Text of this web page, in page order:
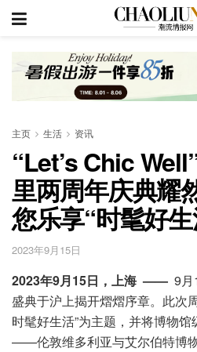
主页 生活 资讯
“Let’s Chic
里两周年庆典耀
您乐享“时髦好
2023年9月15日
2023年9月15日，上海 —— 9
盛典于沪上揭开熠熠序章。此次
时髦好生活”为主题，并将博物
——伦敦​维多利亚与艾尔伯特博